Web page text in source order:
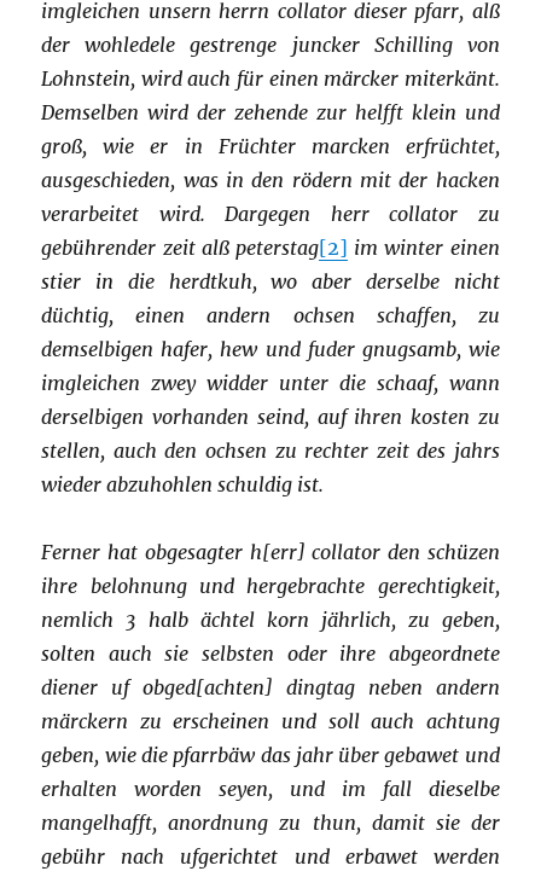
imgleichen unsern herrn collator dieser pfarr, alß
der wohledele gestrenge juncker Schilling von
Lohnstein, wird auch für einen märcker miterkänt.
Demselben wird der zehende zur helfft klein und
groß, wie er in Früchter marcken erfrüchtet,
ausgeschieden, was in den rödern mit der hacken
verarbeitet wird. Dargegen herr collator zu
gebührender zeit alß peterstag[2] im winter einen
stier in die herdtkuh, wo aber derselbe nicht
düchtig, einen andern ochsen schaffen, zu
demselbigen hafer, hew und fuder gnugsamb, wie
imgleichen zwey widder unter die schaaf, wann
derselbigen vorhanden seind, auf ihren kosten zu
stellen, auch den ochsen zu rechter zeit des jahrs
wieder abzuhohlen schuldig ist.
Ferner hat obgesagter h[err] collator den schüzen
ihre belohnung und hergebrachte gerechtigkeit,
nemlich 3 halb ächtel korn jährlich, zu geben,
solten auch sie selbsten oder ihre abgeordnete
diener uf obged[achten] dingtag neben andern
märckern zu erscheinen und soll auch achtung
geben, wie die pfarrbäw das jahr über gebawet und
erhalten worden seyen, und im fall dieselbe
mangelhafft, anordnung zu thun, damit sie der
gebühr nach ufgerichtet und erbawet werden